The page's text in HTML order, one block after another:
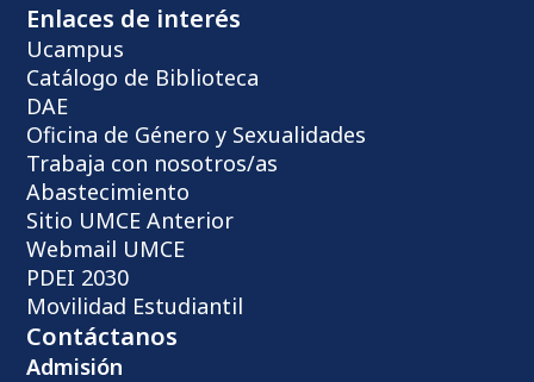
Enlaces de interés
Ucampus
Catálogo de Biblioteca
DAE
Oficina de Género y Sexualidades
Trabaja con nosotros/as
Abastecimiento
Sitio UMCE Anterior
Webmail UMCE
PDEI 2030
Movilidad Estudiantil
Contáctanos
Admisión